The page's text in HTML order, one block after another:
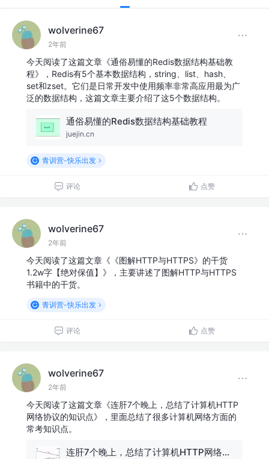
wolverine67
2年前
今天阅读了这篇文章《通俗易懂的Redis数据结构基础教
程》，Redis有5个基本数据结构，string、list、hash、
set和zset。它们是日常开发中使用频率非常高应用最为广
泛的数据结构，这篇文章主要介绍了这5个数据结构。
通俗易懂的Redis数据结构基础教程
juejin.cn
青训营-快乐出发
评论 点赞
wolverine67
2年前
今天阅读了这篇文章《《图解HTTP与HTTPS》的干货
1.2w字【绝对保值】》，主要讲述了图解HTTP与HTTPS
书籍中的干货。
青训营-快乐出发
评论 点赞
wolverine67
2年前
今天阅读了这篇文章《连肝7个晚上，总结了计算机HTTP
网络协议的知识点》，里面总结了很多计算机网络方面的
常考知识点。
连肝7个晚上，总结了计算机HTTP网络协议的知识点